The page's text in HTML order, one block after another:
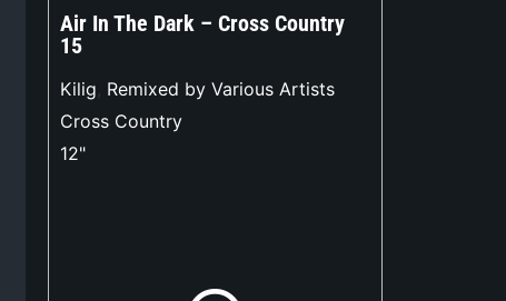
Air In The Dark – Cross Country
15
Kilig, Remixed by Various Artists
Cross Country
12"